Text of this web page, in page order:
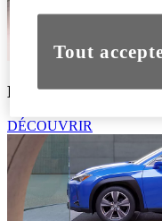
MAÎTRISE DE LA
DÉCOUVRIR
Tout